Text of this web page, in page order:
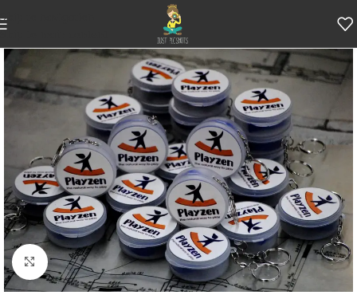
Skip to navigation
Skip to main content
Κάντε κλικ για μεγέθυνση